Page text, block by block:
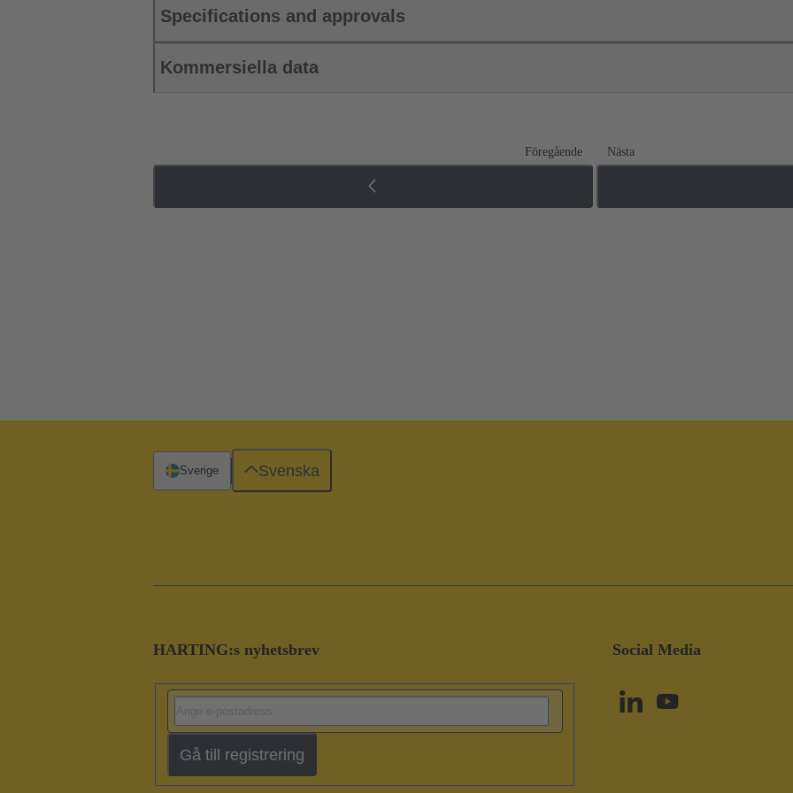
Specifications and approvals
Kommersiella data
Föregående Nästa
HARTING:s nyhetsbrev
Gå till registrering
Social Media
Sverige Svenska